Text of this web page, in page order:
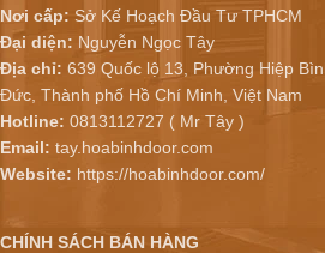
Nơi cấp: Sở Kế Hoạch Đầu Tư TPHCM
Đại diện: Nguyễn Ngọc Tây
Địa chỉ: 639 Quốc lộ 13, Phường Hiệp
Đức, Thành phố Hồ Chí Minh, Việt Nam
Hotline: 0813112727 ( Mr Tây )
Email: tay.hoabinhdoor.com
Website: https://hoabinhdoor.com/
CHÍNH SÁCH BÁN HÀNG